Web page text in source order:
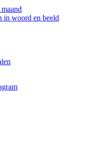
in woord en beeld